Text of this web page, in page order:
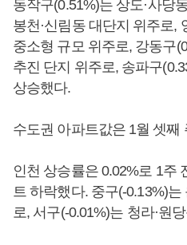
동작구(0.51%)는 상도·사당
봉천·신림동 대단지 위주로,
중소형 규모 위주로, 강동구
추진 단지 위주로, 송파구
상승했다.
수도권 아파트값은 1월 셋째
인천 상승률은 0.02%로 1주
트 하락했다. 중구(-0.13%)
로, 서구(-0.01%)는 청라·원